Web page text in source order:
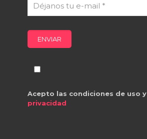
Acepto las condiciones de uso y
privacidad